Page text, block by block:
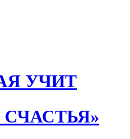
УЧИТ